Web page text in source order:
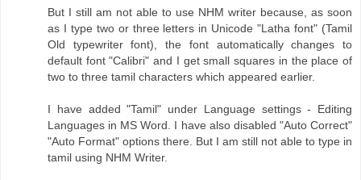
But I still am not able to use NHM writer because, as soon
as I type two or three letters in Unicode "Latha font" (Tamil
Old typewriter font), the font automatically changes to
default font "Calibri" and I get small squares in the place of
two to three tamil characters which appeared earlier.
I have added "Tamil" under Language settings - Editing
Languages in MS Word. I have also disabled "Auto Correct"
"Auto Format" options there. But I am still not able to type in
tamil using NHM Writer.